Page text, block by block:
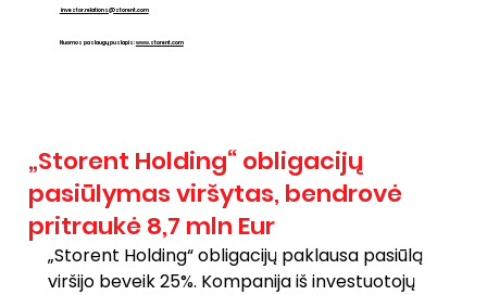
investor.relations@storent.com
Nuomos paslaugų puslapis:www.storent.com
„Storent Holding“ obligacijų
pasiūlymas viršytas, bendrovė
pritraukė 8,7 mln Eur
„Storent Holding“ obligacijų paklausa pasiūlą
viršijo beveik 25%. Kompanija iš investuotojų